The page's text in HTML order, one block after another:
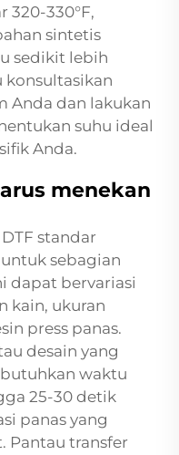
320-330°F,
sintetis
sedikit lebih
konsultasikan
Anda dan lakukan
suhu ideal
Anda.
menekan
standar
sebagian
dapat bervariasi
kain, ukuran
press panas.
desain yang
waktu
25-30 detik
panas yang
Pantau transfer